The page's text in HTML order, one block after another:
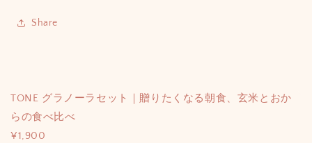
Share
TONE グラノーラセット｜贈りたくなる朝食、玄米とおか
らの食べ比べ
¥1,900